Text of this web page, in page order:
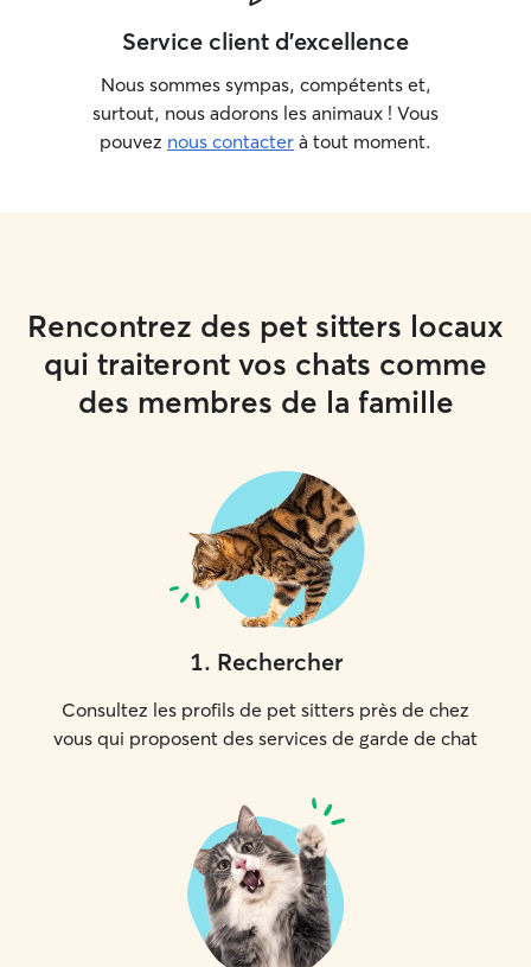
Service client d'excellence
Nous sommes sympas, compétents et,
surtout, nous adorons les animaux ! Vous
pouvez nous contacter à tout moment.
Rencontrez des pet sitters locaux
qui traiteront vos chats comme
des membres de la famille
1. Rechercher
Consultez les profils de pet sitters près de chez
vous qui proposent des services de garde de chat